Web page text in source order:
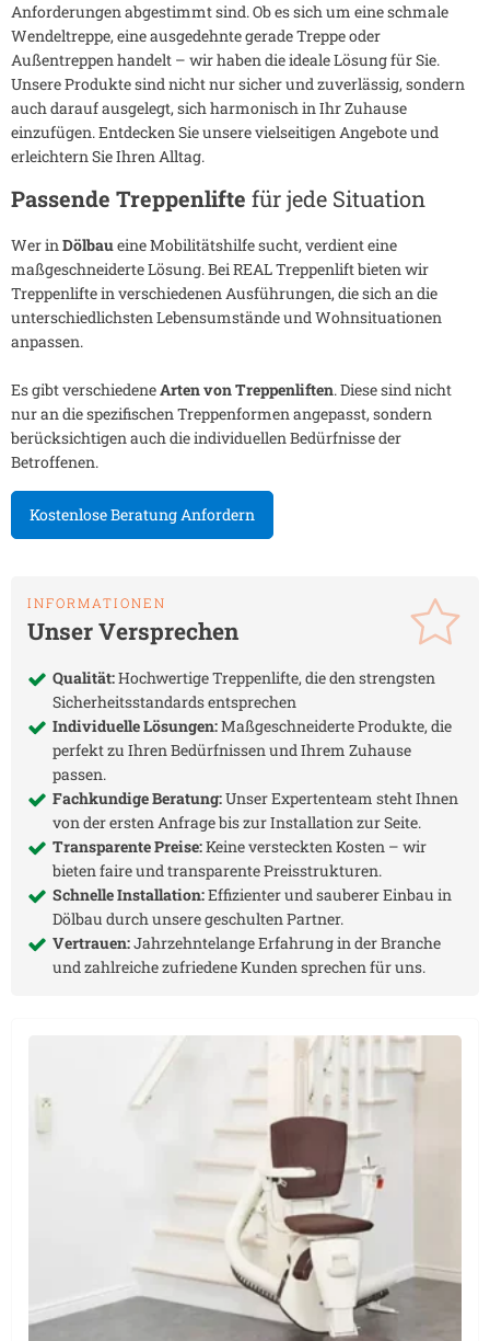
Anforderungen abgestimmt sind. Ob es sich um eine schmale
Wendeltreppe, eine ausgedehnte gerade Treppe oder
Außentreppen handelt – wir haben die ideale Lösung für Sie.
Unsere Produkte sind nicht nur sicher und zuverlässig, sondern
auch darauf ausgelegt, sich harmonisch in Ihr Zuhause
einzufügen. Entdecken Sie unsere vielseitigen Angebote und
erleichtern Sie Ihren Alltag.
Passende Treppenlifte für jede Situation
Wer inDölbaueine Mobilitätshilfe sucht, verdient eine
maßgeschneiderte Lösung. Bei REAL Treppenlift bieten wir
Treppenlifte in verschiedenen Ausführungen, die sich an die
unterschiedlichsten Lebensumstände und Wohnsituationen
anpassen.
Es gibt verschiedeneArten von Treppenliften. Diese sind nicht
nur an die spezifischen Treppenformen angepasst, sondern
berücksichtigen auch die individuellen Bedürfnisse der
Betroffenen.
Kostenlose Beratung Anfordern
INFORMATIONEN
Unser Versprechen
Qualität:Hochwertige Treppenlifte, die den strengsten
Sicherheitsstandards entsprechen
Individuelle Lösungen:Maßgeschneiderte Produkte, die
perfekt zu Ihren Bedürfnissen und Ihrem Zuhause
passen.
Fachkundige Beratung:Unser Expertenteam steht Ihnen
von der ersten Anfrage bis zur Installation zur Seite.
Transparente Preise:Keine versteckten Kosten – wir
bieten faire und transparente Preisstrukturen.
Schnelle Installation:Effizienter und sauberer Einbau in
Dölbau durch unsere geschulten Partner.
Vertrauen:Jahrzehntelange Erfahrung in der Branche
und zahlreiche zufriedene Kunden sprechen für uns.